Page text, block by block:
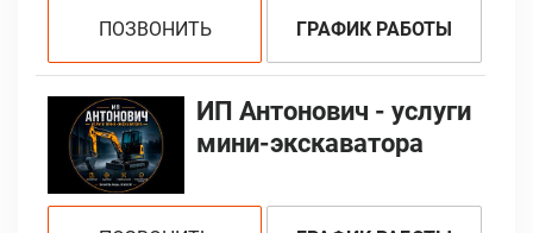
ПОЗВОНИТЬ ГРАФИК РАБОТЫ
ИП Антонович - услуги
мини-экскаватора